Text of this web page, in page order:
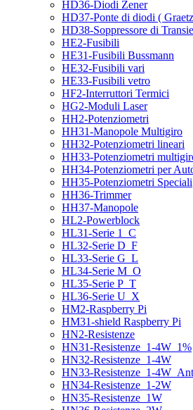
HD36-Diodi Zener
HD37-Ponte di diodi (
HD38-Soppressore di
HE2-Fusibili
HE31-Fusibili Bussmann
HE32-Fusibili vari
HE33-Fusibili vetro
HF2-Interruttori Termici
HG2-Moduli Laser
HH2-Potenziometri
HH31-Manopole Multigiro
HH32-Potenziometri lineari
HH33-Potenziometri
HH34-Potenziometri per
HH35-Potenziometri Speciali
HH36-Trimmer
HH37-Manopole
HL2-Powerblock
HL31-Serie 1_C
HL32-Serie D_F
HL33-Serie G_L
HL34-Serie M_O
HL35-Serie P_T
HL36-Serie U_X
HM2-Raspberry Pi
HM31-shield Raspberry Pi
HN2-Resistenze
HN31-Resistenze_1-4W_1%
HN32-Resistenze_1-4W
HN33-Resistenze_1-
HN34-Resistenze_1-2W
HN35-Resistenze_1W